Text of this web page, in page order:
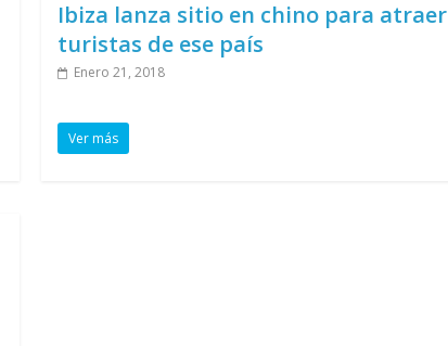
Ibiza lanza sitio en chino para atraer
turistas de ese país
Enero 21, 2018
Ver más